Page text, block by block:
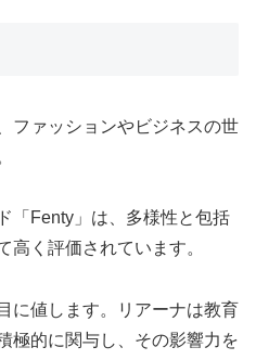
ファッションやビジネスの世
「Fenty」は、多様性と包括
高く評価されています。
に値します。リアーナは教育
極的に関与し、その影響力を